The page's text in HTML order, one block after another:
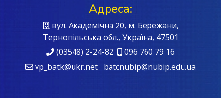
Адреса:
вул. Академічна 20, м. Бережани,
Тернопільська обл., Україна, 47501
(03548) 2-24-82
096 760 79 16
vp_batk@ukr.net batcnubip@nubip.edu.ua